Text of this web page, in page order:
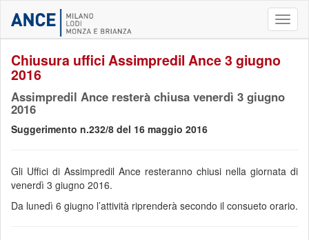
Chiusura uffici Assimpredil Ance 3 giugno
2016
Assimpredil Ance resterà chiusa venerdì 3 giugno
2016
Suggerimento n.232/8 del 16 maggio 2016
Gli Uffici di Assimpredil Ance resteranno chiusi nella giornata di
venerdì 3 giugno 2016.
Da lunedì 6 giugno l’attività riprenderà secondo il consueto orario.